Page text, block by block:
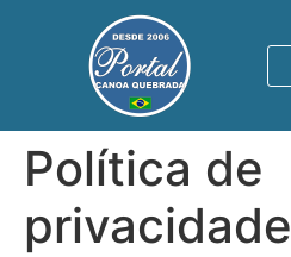
Política de
privacidade